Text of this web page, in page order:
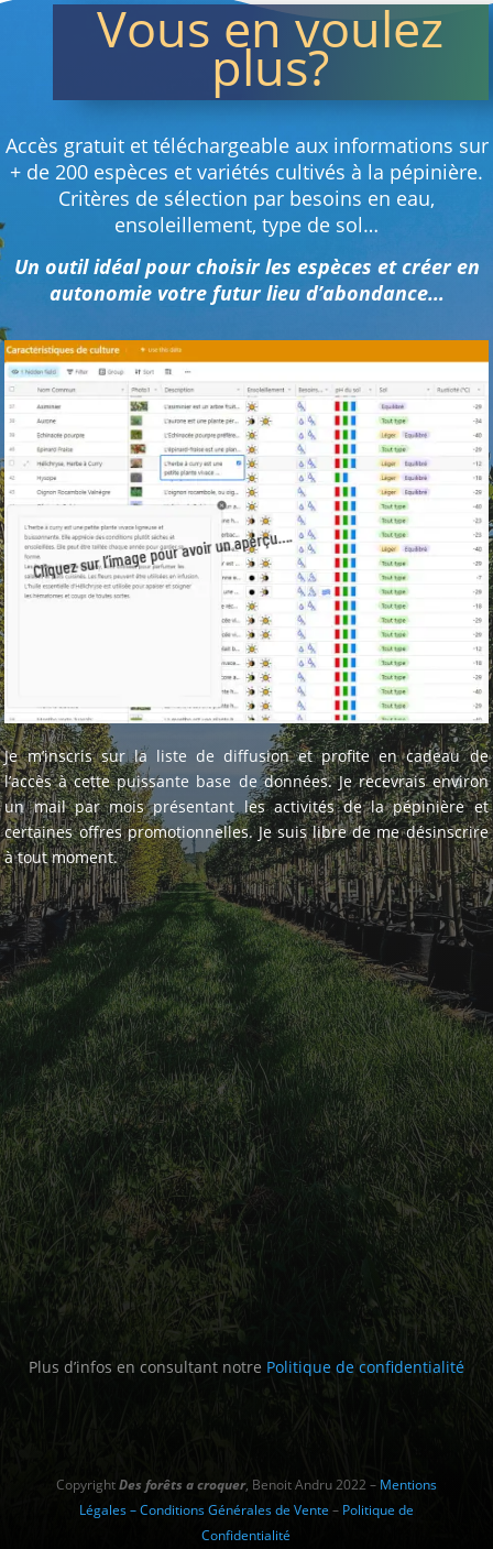
Vous en voulez
plus?
Accès gratuit et téléchargeable aux informations sur
+ de 200 espèces et variétés cultivés à la pépinière.
Critères de sélection par besoins en eau,
ensoleillement, type de sol…
Un outil idéal pour choisir les espèces et créer en
autonomie votre futur lieu d’abondance…
Cliquez sur l’image pour avoir un aperçu….
Je m’inscris sur la liste de diffusion et profite en cadeau de
l’accès à cette puissante base de données. Je recevrais environ
un mail par mois présentant les activités de la pépinière et
certaines offres promotionnelles. Je suis libre de me désinscrire
à tout moment.
Plus d’infos en consultant notre Politique de confidentialité
CopyrightDes forêts a croquer, Benoit Andru 2022 – Mentions
Légales – Conditions Générales de Vente – Politique de
Confidentialité